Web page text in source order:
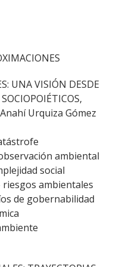
UNA VISIÓN DESDE
Urquiza Gómez
ambiental
social
riesgos ambientales
de gobernabilidad